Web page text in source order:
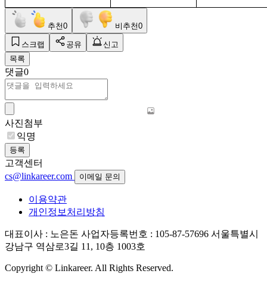
추천0 비추천0
스크랩 공유
신고
목록
댓글0
사진첨부
익명
등록
고객센터
cs@linkareer.com
이메일 문의
이용약관
개인정보처리방침
대표이사 : 노은돈 사업자등록번호 : 105-87-57696 서울특별시
강남구 역삼로3길 11, 10층 1003호
Copyright © Linkareer. All Rights Reserved.